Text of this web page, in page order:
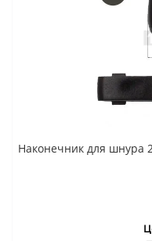
Наконечник для шнура